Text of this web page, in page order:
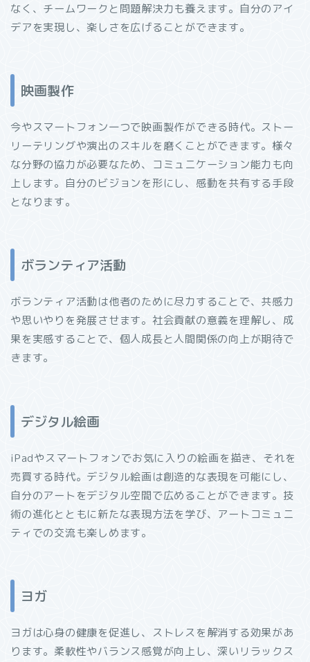
なく、チームワークと問題解決力も養えます。自分のアイ
デアを実現し、楽しさを広げることができます。
映画製作
今やスマートフォン一つで映画製作ができる時代。ストー
リーテリングや演出のスキルを磨くことができます。様々
な分野の協力が必要なため、コミュニケーション能力も向
上します。自分のビジョンを形にし、感動を共有する手段
となります。
ボランティア活動
ボランティア活動は他者のために尽力することで、共感力
や思いやりを発展させます。社会貢献の意義を理解し、成
果を実感することで、個人成長と人間関係の向上が期待で
きます。
デジタル絵画
iPadやスマートフォンでお気に入りの絵画を描き、それを
売買する時代。デジタル絵画は創造的な表現を可能にし、
自分のアートをデジタル空間で広めることができます。技
術の進化とともに新たな表現方法を学び、アートコミュニ
ティでの交流も楽しめます。
ヨガ
ヨガは心身の健康を促進し、ストレスを解消する効果があ
ります。柔軟性やバランス感覚が向上し、深いリラックス